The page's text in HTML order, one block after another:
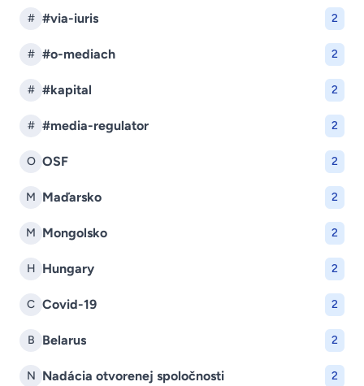
# #via-iuris 2
# #o-mediach 2
# #kapital 2
# #media-regulator 2
O OSF 2
M Maďarsko 2
M Mongolsko 2
H Hungary 2
C Covid-19 2
B Belarus 2
N Nadácia otvorenej spoločnosti 2